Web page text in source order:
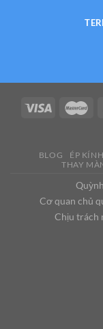
BLOG ÉP KÍNH
THAY
Cơ quan chủ
Chịu trách